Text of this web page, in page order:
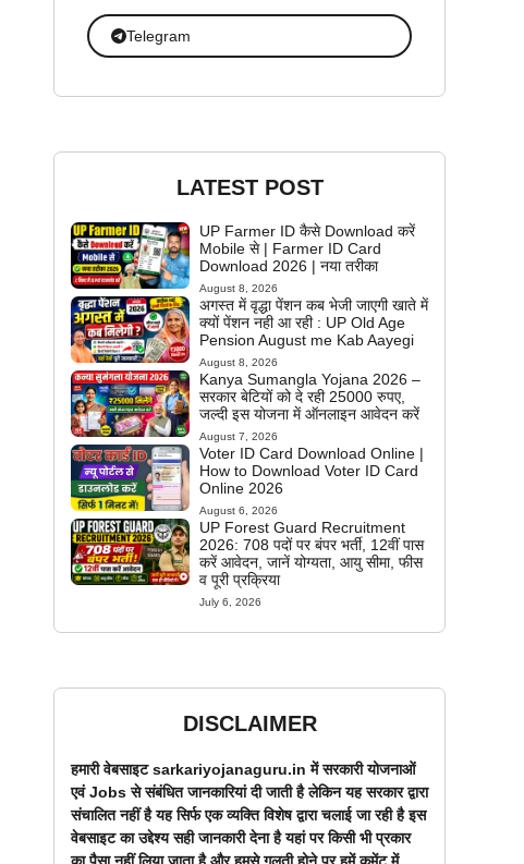
Telegram
LATEST POST
UP Farmer ID कैसे Download करें
Mobile से | Farmer ID Card
Download 2026 | नया तरीका
August 8, 2026
अगस्त में वृद्धा पेंशन कब भेजी जाएगी खाते में
क्यों पेंशन नही आ रही : UP Old Age
Pension August me Kab Aayegi
August 8, 2026
Kanya Sumangla Yojana 2026 –
सरकार बेटियों को दे रही 25000 रुपए,
जल्दी इस योजना में ऑनलाइन आवेदन करें
August 7, 2026
Voter ID Card Download Online |
How to Download Voter ID Card
Online 2026
August 6, 2026
UP Forest Guard Recruitment
2026: 708 पदों पर बंपर भर्ती, 12वीं पास
करें आवेदन, जानें योग्यता, आयु सीमा, फीस
व पूरी प्रक्रिया
July 6, 2026
DISCLAIMER
हमारी वेबसाइट sarkariyojanaguru.in में सरकारी योजनाओं
एवं Jobs से संबंधित जानकारियां दी जाती है लेकिन यह सरकार द्वारा
संचालित नहीं है यह सिर्फ एक व्यक्ति विशेष द्वारा चलाई जा रही है इस
वेबसाइट का उद्देश्य सही जानकारी देना है यहां पर किसी भी प्रकार